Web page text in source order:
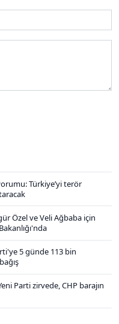
Türkiye’yi terör
Özel ve Veli Ağbaba için
5 günde 113 bin
Parti zirvede, CHP barajın